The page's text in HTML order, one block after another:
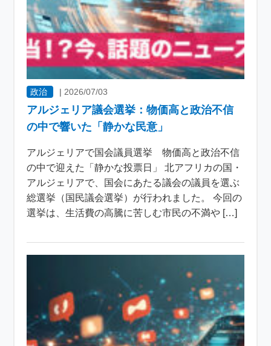
政治 | 2026/07/03
アルジェリア議会選挙：物価高と政治不信
の中で響いた「静かな民意」
アルジェリアで国会議員選挙 物価高と政治不信
の中で迎えた「静かな投票日」 北アフリカの国・
アルジェリアで、国会にあたる議会の議員を選ぶ
総選挙（国民議会選挙）が行われました。 今回の
選挙は、生活費の高騰に苦しむ市民の不満や […]